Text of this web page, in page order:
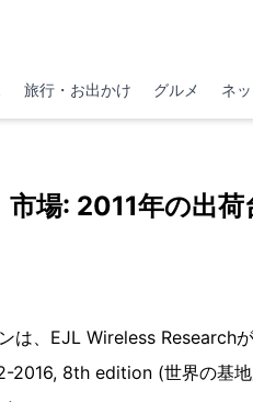
旅行・お出かけ グルメ ネ
場: 2011年の出
は、EJL Wireless Research
8th edition (世界の基